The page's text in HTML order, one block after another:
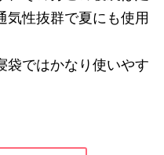
気性抜群で夏にも使用
袋ではかなり使いやす